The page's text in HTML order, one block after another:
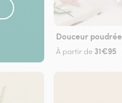
Douceur poudrée
À partir de 31€95